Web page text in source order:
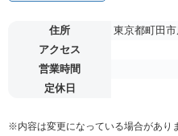
住所
東京都町田
アクセス
営業時間
定休日
※内容は変更になっている場合があり